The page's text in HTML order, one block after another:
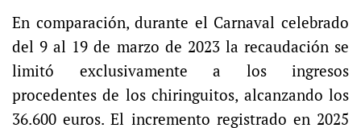
En comparación, durante el Carnaval celebrado
del 9 al 19 de marzo de 2023 la recaudación se
limitó exclusivamente a los ingresos
procedentes de los chiringuitos, alcanzando los
36.600 euros. El incremento registrado en 2025